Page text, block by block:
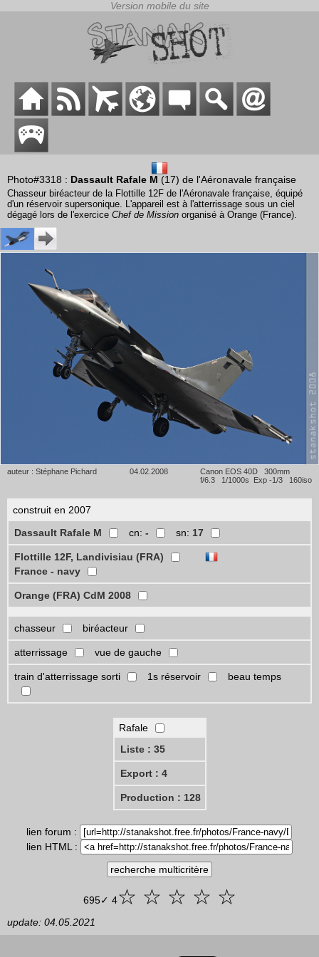
Photo#3318 : Dassault Rafale M (17) de l'Aéronavale française
Chasseur biréacteur de la Flottille 12F de l'Aéronavale française, équipé
d'un réservoir supersonique. L'appareil est à l'atterrissage sous un ciel
dégagé lors de l'exercice Chef de Mission organisé à Orange (France).
auteur : Stéphane Pichard 04.02.2008
Canon EOS 40D 300mm
f/6.3 1/1000s Exp -1/3 160iso
construit en 2007
Dassault Rafale M
cn: - sn: 17
Flottille 12F, Landivisiau (FRA)
France - navy
Orange (FRA) CdM 2008
chasseur biréacteur
atterrissage vue de gauche
train d'atterrissage sorti 1s réservoir beau temps
Rafale
Liste : 35
Export : 4
Production : 128
lien forum :
lien HTML :
695✓ 4☆ ☆ ☆ ☆ ☆
update: 04.05.2021